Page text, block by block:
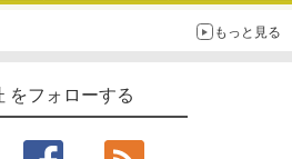
もっと見る
をフォローする